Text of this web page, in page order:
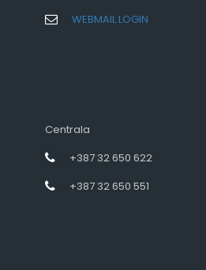
WEBMAIL LOGIN
Centrala
+387 32 650 622
+387 32 650 551